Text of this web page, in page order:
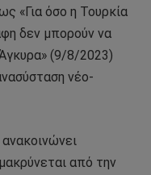
«Για όσο η Τουρκία
δεν μπορούν να
(9/8/2023)
νέο-
από την